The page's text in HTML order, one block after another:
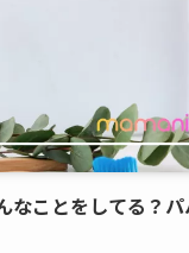
なことをしてる？